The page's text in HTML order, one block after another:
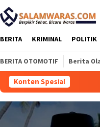
BERITA KRIMINAL POLITIK
BERITA OTOMOTIF Berita
Konten Spesial